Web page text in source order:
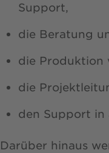
Support,
die Beratung
die Produktion
die
den Support in
Darüber hinaus